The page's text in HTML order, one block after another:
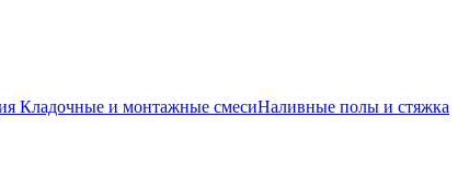
Кладочные и монтажные смесиНаливные полы и стяжка